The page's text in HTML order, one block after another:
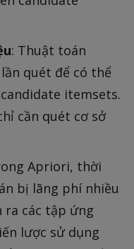
: Thuật toán
quét để có thể
itemsets.
cần quét cơ sở
Apriori, thời
bị lãng phí nhiều
ra các tập ứng
lược sử dụng